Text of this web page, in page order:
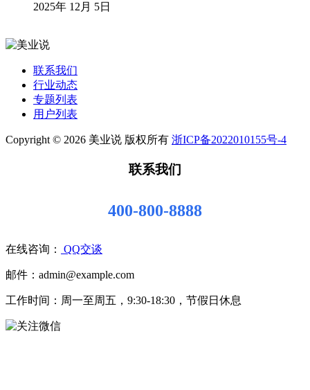
2025年 12月 5日
联系我们
行业动态
专题列表
用户列表
Copyright © 2026 美业说 版权所有 浙ICP备2022010155号-4
联系我们
400-800-8888
在线咨询： QQ交谈
邮件：admin@example.com
工作时间：周一至周五，9:30-18:30，节假日休息